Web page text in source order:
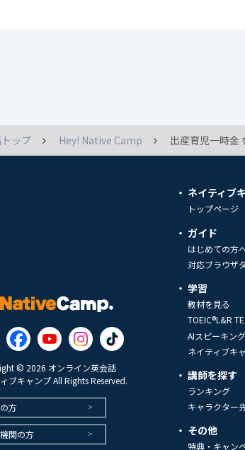
ップ Hey! Native Camp 出産育児一時金
© 2026 オンライン英会話
ブキャンプ All Rights Reserved.
方
関の方
ネイティブ
トップページ
ガイド
はじめての方
対応ブラウザ
学習
教材を見る
TOEIC®L&R
AIスピーキン
ネイティブキ
講師を探す
ランキング
キャラクター
その他
特典・キャン